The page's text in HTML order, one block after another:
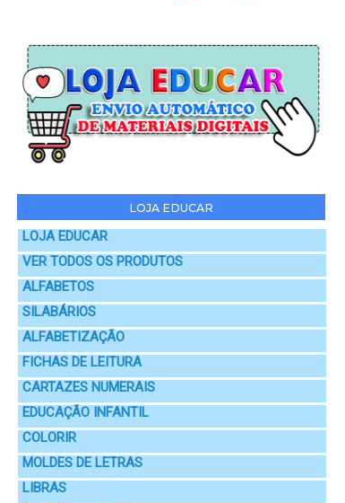
LOJA EDUCAR
LOJA EDUCAR
VER TODOS OS PRODUTOS
ALFABETOS
SILABÁRIOS
ALFABETIZAÇÃO
FICHAS DE LEITURA
CARTAZES NUMERAIS
EDUCAÇÃO INFANTIL
COLORIR
MOLDES DE LETRAS
LIBRAS